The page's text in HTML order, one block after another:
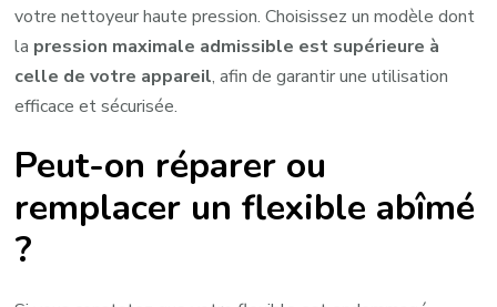
votre nettoyeur haute pression. Choisissez un modèle dont
la pression maximale admissible est supérieure à
celle de votre appareil, afin de garantir une utilisation
efficace et sécurisée.
Peut-on réparer ou
remplacer un flexible abîmé
?